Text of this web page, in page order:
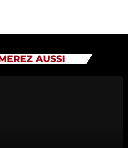
AUSSI